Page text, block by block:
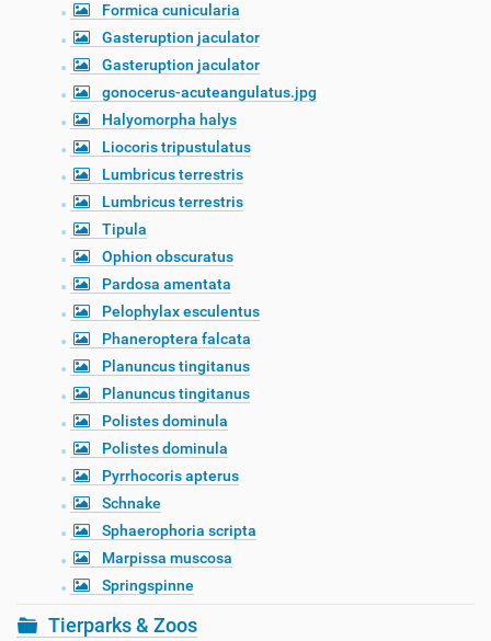
Formica cunicularia
Gasteruption jaculator
Gasteruption jaculator
gonocerus-acuteangulatus.jpg
Halyomorpha halys
Liocoris tripustulatus
Lumbricus terrestris
Lumbricus terrestris
Tipula
Ophion obscuratus
Pardosa amentata
Pelophylax esculentus
Phaneroptera falcata
Planuncus tingitanus
Planuncus tingitanus
Polistes dominula
Polistes dominula
Pyrrhocoris apterus
Schnake
Sphaerophoria scripta
Marpissa muscosa
Springspinne
Tierparks & Zoos